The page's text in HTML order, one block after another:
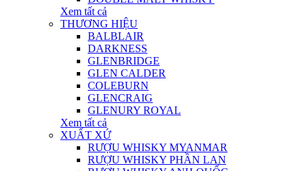
Xem tất cả
THƯƠNG HIỆU
BALBLAIR
DARKNESS
GLENBRIDGE
GLEN CALDER
COLEBURN
GLENCRAIG
GLENURY ROYAL
Xem tất cả
XUẤT XỨ
RƯỢU WHISKY MYANMAR
RƯỢU WHISKY PHẦN LAN